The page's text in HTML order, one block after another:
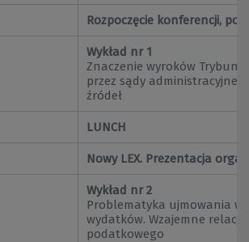
Rozpoczęcie konferencji,
Wykład nr 1
Znaczenie wyroków
przez sądy administracyjne.
źródeł
LUNCH
Nowy LEX. Prezentacja
Wykład nr 2
Problematyka ujmowania w
wydatków. Wzajemne
podatkowego